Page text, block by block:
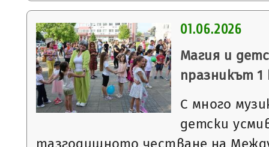
01.06.2026
Магия и
празникът
С много
детски
тазгодишното честване на